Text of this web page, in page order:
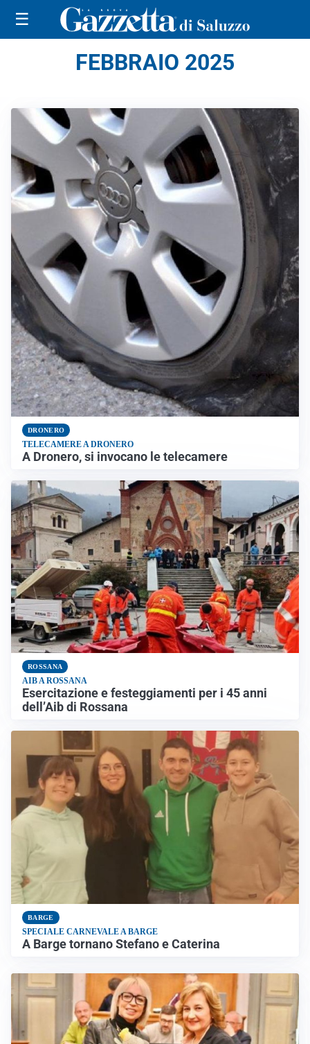
☰
FEBBRAIO 2025
DRONERO
TELECAMERE A DRONERO
A Dronero, si invocano le telecamere
ROSSANA
AIB A ROSSANA
Esercitazione e festeggiamenti per i 45 anni
dell’Aib di Rossana
BARGE
SPECIALE CARNEVALE A BARGE
A Barge tornano Stefano e Caterina